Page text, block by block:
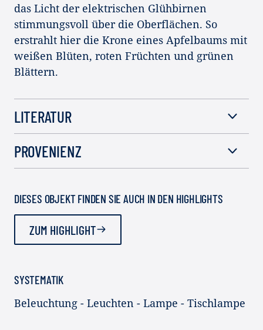
das Licht der elektrischen Glühbirnen
stimmungsvoll über die Oberflächen. So
erstrahlt hier die Krone eines Apfelbaums mit
weißen Blüten, roten Früchten und grünen
Blättern.
LITERATUR
PROVENIENZ
DIESES OBJEKT FINDEN SIE AUCH IN DEN HIGHLIGHTS
ZUM HIGHLIGHT
SYSTEMATIK
Beleuchtung - Leuchten - Lampe - Tischlampe